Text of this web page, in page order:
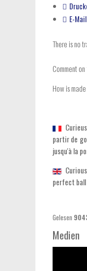
E-Mail
There is no
Comment
How is
partir de
jusqu'à la
perfect
Gelesen
Medien